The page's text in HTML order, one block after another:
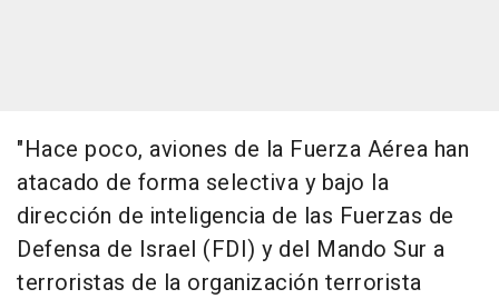
"Hace poco, aviones de la Fuerza Aérea han
atacado de forma selectiva y bajo la
dirección de inteligencia de las Fuerzas de
Defensa de Israel (FDI) y del Mando Sur a
terroristas de la organización terrorista